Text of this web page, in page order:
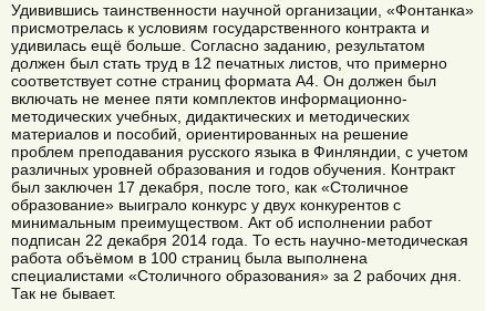
Удивившись таинственности научной организации, «Фонтанка»
присмотрелась к условиям государственного контракта и
удивилась ещё больше. Согласно заданию, результатом
должен был стать труд в 12 печатных листов, что примерно
соответствует сотне страниц формата А4. Он должен был
включать не менее пяти комплектов информационно-
методических учебных, дидактических и методических
материалов и пособий, ориентированных на решение
проблем преподавания русского языка в Финляндии, с учетом
различных уровней образования и годов обучения. Контракт
был заключен 17 декабря, после того, как «Столичное
образование» выиграло конкурс у двух конкурентов с
минимальным преимуществом. Акт об исполнении работ
подписан 22 декабря 2014 года. То есть научно-методическая
работа объёмом в 100 страниц была выполнена
специалистами «Столичного образования» за 2 рабочих дня.
Так не бывает.